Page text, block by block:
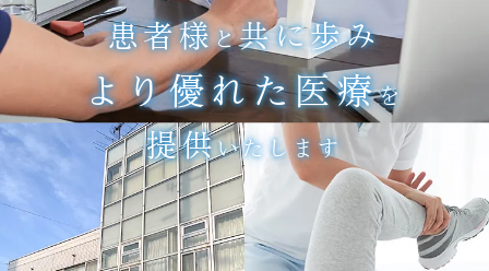
患者様 と共に歩み
より優れた医療を
提供いたします